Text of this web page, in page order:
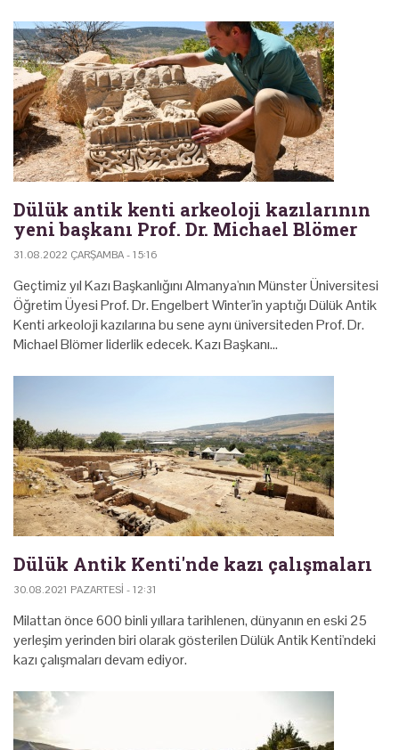
Dülük antik kenti arkeoloji kazılarının
yeni başkanı Prof. Dr. Michael Blömer
31.08.2022 ÇARŞAMBA - 15:16
Geçtimiz yıl Kazı Başkanlığını Almanya'nın Münster Üniversitesi
Öğretim Üyesi Prof. Dr. Engelbert Winter'in yaptığı Dülük Antik
Kenti arkeoloji kazılarına bu sene aynı üniversiteden Prof. Dr.
Michael Blömer liderlik edecek. Kazı Başkanı…
Dülük Antik Kenti'nde kazı çalışmaları
30.08.2021 PAZARTESI - 12:31
Milattan önce 600 binli yıllara tarihlenen, dünyanın en eski 25
yerleşim yerinden biri olarak gösterilen Dülük Antik Kenti'ndeki
kazı çalışmaları devam ediyor.